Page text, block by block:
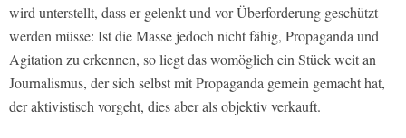
wird unterstellt, dass er gelenkt und vor Überforderung geschützt
werden müsse: Ist die Masse jedoch nicht fähig, Propaganda und
Agitation zu erkennen, so liegt das womöglich ein Stück weit an
Journalismus, der sich selbst mit Propaganda gemein gemacht hat,
der aktivistisch vorgeht, dies aber als objektiv verkauft.